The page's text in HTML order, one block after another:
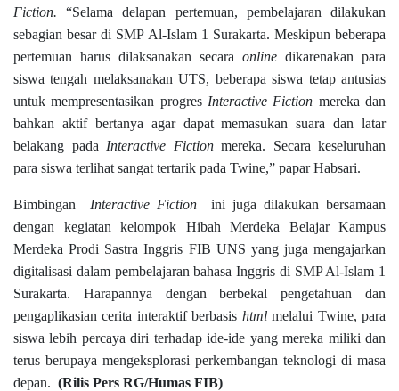
Fiction.“Selama delapan pertemuan, pembelajaran dilakukan
sebagian besar di SMP Al-Islam 1 Surakarta. Meskipun beberapa
pertemuan harus dilaksanakan secara online dikarenakan para
siswa tengah melaksanakan UTS, beberapa siswa tetap antusias
untuk mempresentasikan progres Interactive Fiction mereka dan
bahkan aktif bertanya agar dapat memasukan suara dan latar
belakang pada Interactive Fictionmereka. Secara keseluruhan
para siswa terlihat sangat tertarik pada Twine,” papar Habsari.
Bimbingan Interactive Fiction
ini juga dilakukan bersamaan
dengan kegiatan kelompok Hibah Merdeka Belajar Kampus
Merdeka Prodi Sastra Inggris FIB UNS yang juga mengajarkan
digitalisasi dalam pembelajaran bahasa Inggris di SMP Al-Islam 1
Surakarta. Harapannya dengan berbekal pengetahuan dan
pengaplikasian cerita interaktif berbasis htmlmelalui Twine, para
siswa lebih percaya diri terhadap ide-ide yang mereka miliki dan
terus berupaya mengeksplorasi perkembangan teknologi di masa
depan. (Rilis Pers RG/Humas FIB)